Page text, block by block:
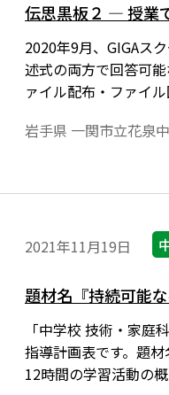
伝思黒板２ ― 授業
2020年9月、GIGAス
述式の両方で回答可
ァイル配布・ファイ
岩手県 一関市立花泉
2021年11月19日
題材名『持続可能
「中学校 技術・家
指導計画表です。題
12時間の学習活動の